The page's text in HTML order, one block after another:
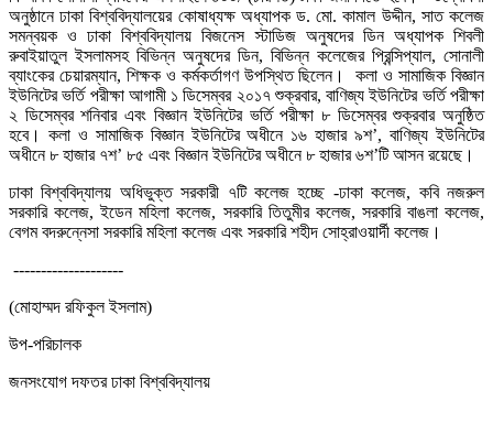
অনুষ্ঠানে ঢাকা বিশ্ববিদ্যালয়ের কোষাধ্যক্ষ অধ্যাপক ড. মো. কামাল উদ্দীন, সাত কলেজ
সমন্বয়ক ও ঢাকা বিশ্ববিদ্যালয় বিজনেস স্টাডিজ অনুষদের ডিন অধ্যাপক শিবলী
রুবাইয়াতুল ইসলামসহ বিভিন্ন অনুষদের ডিন, বিভিন্ন কলেজের প্রিন্সিপ্যাল, সোনালী
ব্যাংকের চেয়ারম্যান, শিক্ষক ও কর্মকর্তাগণ উপস্থিত ছিলেন। কলা ও সামাজিক বিজ্ঞান
ইউনিটের ভর্তি পরীক্ষা আগামী ১ ডিসেম্বর ২০১৭ শুক্রবার, বাণিজ্য ইউনিটের ভর্তি পরীক্ষা
২ ডিসেম্বর শনিবার এবং বিজ্ঞান ইউনিটের ভর্তি পরীক্ষা ৮ ডিসেম্বর শুক্রবার অনুষ্ঠিত
হবে। কলা ও সামাজিক বিজ্ঞান ইউনিটের অধীনে ১৬ হাজার ৯শ’, বাণিজ্য ইউনিটের
অধীনে ৮ হাজার ৭শ’ ৮৫ এবং বিজ্ঞান ইউনিটের অধীনে ৮ হাজার ৬শ’টি আসন রয়েছে।
ঢাকা বিশ্ববিদ্যালয় অধিভুক্ত সরকারী ৭টি কলেজ হচ্ছে -ঢাকা কলেজ, কবি নজরুল
সরকারি কলেজ, ইডেন মহিলা কলেজ, সরকারি তিতুমীর কলেজ, সরকারি বাঙলা কলেজ,
বেগম বদরুন্নেসা সরকারি মহিলা কলেজ এবং সরকারি শহীদ সোহ্রাওয়ার্দী কলেজ।
--------------------
(মোহাম্মদ রফিকুল ইসলাম)
উপ-পরিচালক
জনসংযোগ দফতর ঢাকা বিশ্ববিদ্যালয়